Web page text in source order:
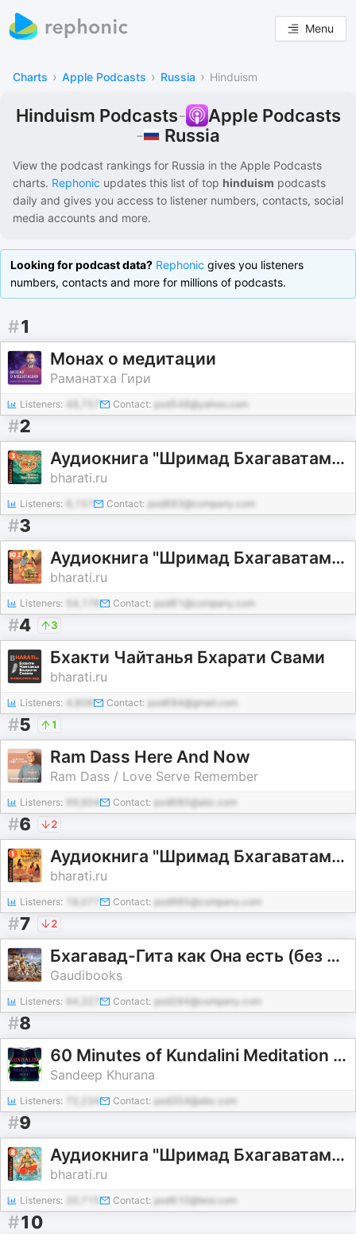
Menu
Charts › Apple Podcasts › Russia › Hinduism
Hinduism Podcasts-
Apple Podcasts
-
Russia
View the podcast rankings for Russia in the Apple Podcasts
charts. Rephonic updates this list of top hinduism podcasts
daily and gives you access to listener numbers, contacts, social
media accounts and more.
Looking for podcast data? Rephonic gives you listeners
numbers, contacts and more for millions of podcasts.
#1
Монах о медитации
Раманатха Гири
Listeners: 48,757 Contact: pod548@yahoo.com
#2
Аудиокнига "Шримад Бхагаватам". Книга 3: "Книга Мудрецов"
bharati.ru
Listeners: Contact: pod883@company.com
#3
Аудиокнига "Шримад Бхагаватам". Книга 10.2: "Песнь Песней". Главы 34-63
bharati.ru
Listeners: 54,178 Contact: pod81@company.com
#4 3
Бхакти Чайтанья Бхарати Свами
bharati.ru
Listeners: Contact: pod694@gmail.com
#5 1
Ram Dass Here And Now
Ram Dass / Love Serve Remember
Listeners: 99,604 Contact: pod680@abc.com
#6 2
Аудиокнига "Шримад Бхагаватам". Книга 1: "Песнь Красоте"
bharati.ru
Listeners: Contact: pod985@company.com
#7 2
Бхагавад-Гита как Она есть (без комментариев)
Gaudibooks
Listeners: 64,327 Contact: pod284@company.com
#8
60 Minutes of Kundalini Meditation Music
Sandeep Khurana
Listeners: 72,234 Contact: pod354@abc.com
#9
Аудиокнига "Шримад Бхагаватам". Книга 8: "Становление"
bharati.ru
Listeners: Contact: pod610@test.com
#10